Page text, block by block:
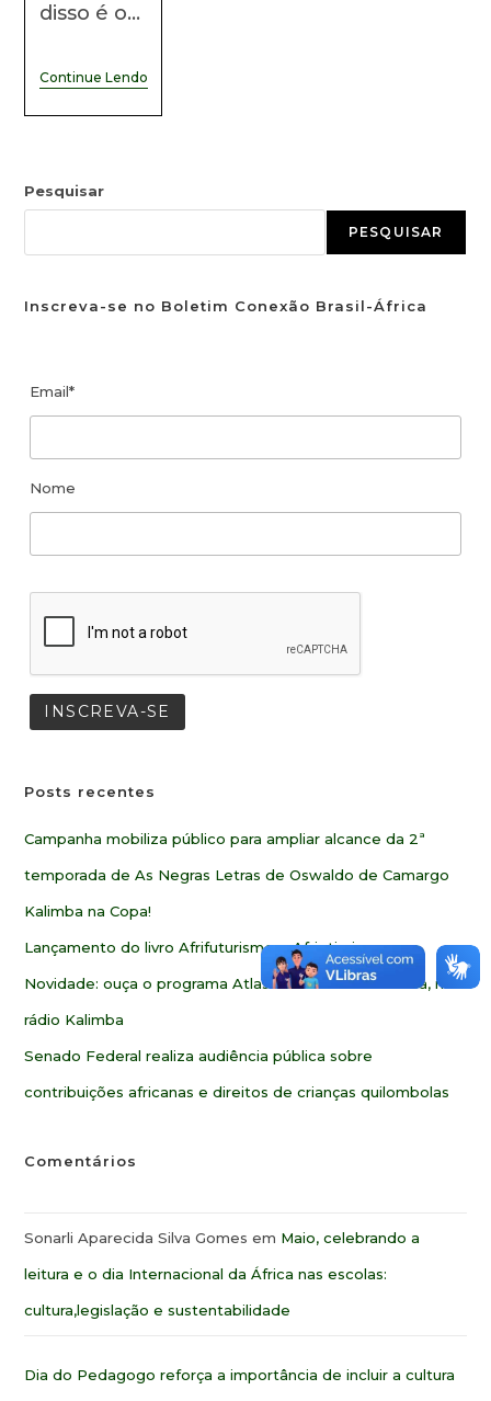
disso é o…
Continue Lendo
Pesquisar
PESQUISAR
Inscreva-se no Boletim Conexão Brasil-África
Email*
Nome
Posts recentes
Campanha mobiliza público para ampliar alcance da 2ª
temporada de As Negras Letras de Oswaldo de Camargo
Kalimba na Copa!
Lançamento do livro Afrifuturismo e Afriotimismo
Novidade: ouça o programa Atlas Geocultural da África, na
rádio Kalimba
Senado Federal realiza audiência pública sobre
contribuições africanas e direitos de crianças quilombolas
Comentários
Sonarli Aparecida Silva Gomes em Maio, celebrando a
leitura e o dia Internacional da África nas escolas:
cultura,legislação e sustentabilidade
Dia do Pedagogo reforça a importância de incluir a cultura